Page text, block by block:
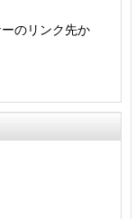
のリンク先か